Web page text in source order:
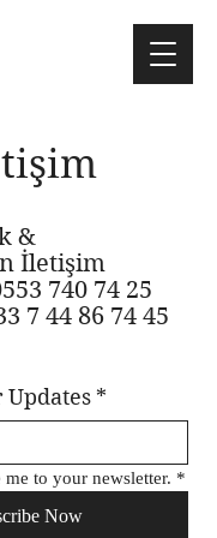
&
İletişim
740 74 25
7 44 86 74 45
Updates *
me to your newsletter. *
Now